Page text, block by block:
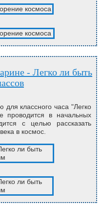
классного часа "Легко
проводится в начальных
с целью рассказать
в космос.